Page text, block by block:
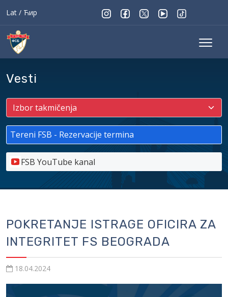
Lat / Ћир
Vesti
Tereni FSB - Rezervacije termina
FSB YouTube kanal
POKRETANJE ISTRAGE OFICIRA ZA
INTEGRITET FS BEOGRADA
18.04.2024